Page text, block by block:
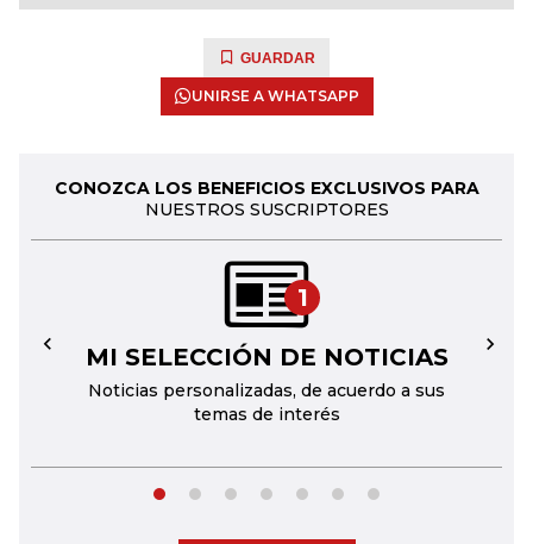
GUARDAR
UNIRSE A WHATSAPP
CONOZCA LOS BENEFICIOS EXCLUSIVOS PARA
NUESTROS SUSCRIPTORES
1
MI SELECCIÓN DE NOTICIAS
Noticias personalizadas, de acuerdo a sus
temas de interés
← →